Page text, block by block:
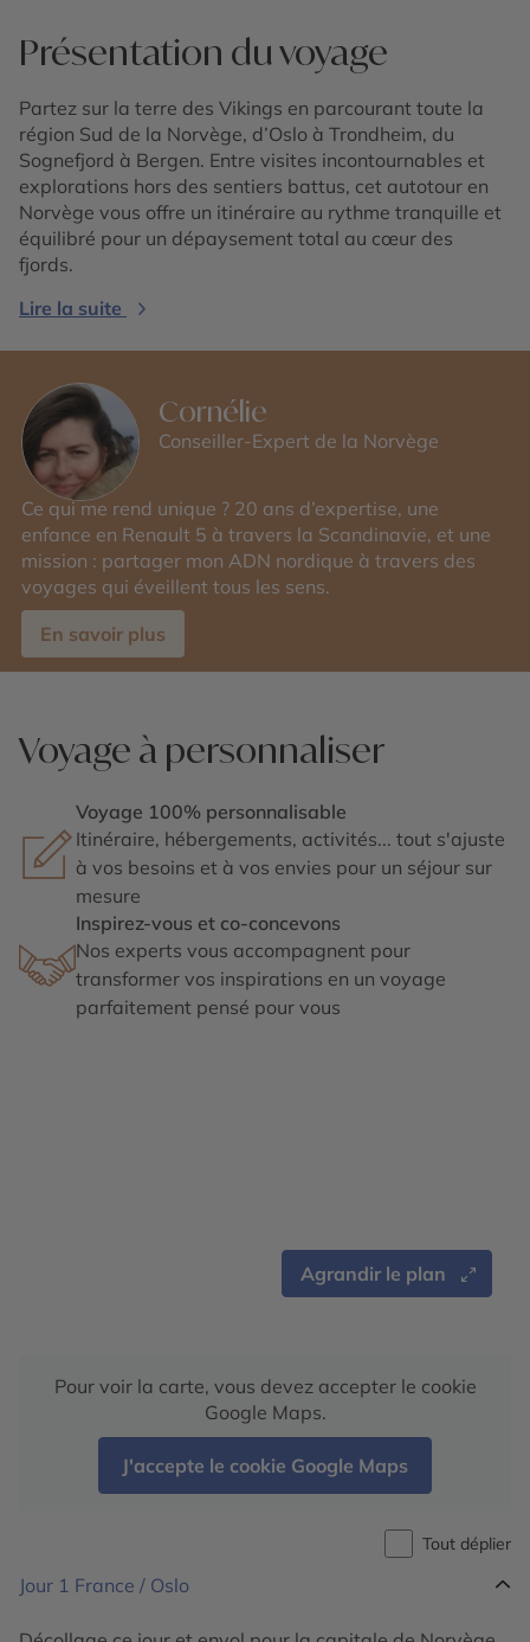
Présentation du voyage
Partez sur la terre des Vikings en parcourant toute la
région Sud de la Norvège, d’Oslo à Trondheim, du
Sognefjord à Bergen. Entre visites incontournables et
explorations hors des sentiers battus, cet autotour en
Norvège vous offre un itinéraire au rythme tranquille et
équilibré pour un dépaysement total au cœur des
fjords.
Lire la suite
Cornélie
Conseiller-Expert de la Norvège
Ce qui me rend unique ? 20 ans d’expertise, une
enfance en Renault 5 à travers la Scandinavie, et une
mission : partager mon ADN nordique à travers des
voyages qui éveillent tous les sens.
En savoir plus
Voyage à personnaliser
Voyage 100% personnalisable
Itinéraire, hébergements, activités... tout s'ajuste
à vos besoins et à vos envies pour un séjour sur
mesure
Inspirez-vous et co-concevons
Nos experts vous accompagnent pour
transformer vos inspirations en un voyage
parfaitement pensé pour vous
Agrandir le plan
Pour voir la carte, vous devez accepter le cookie
Google Maps.
J'accepte le cookie Google Maps
Tout déplier
Jour 1 France / Oslo